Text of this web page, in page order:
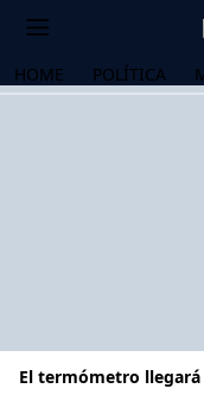
HOME POLÍTICA
El termómetro